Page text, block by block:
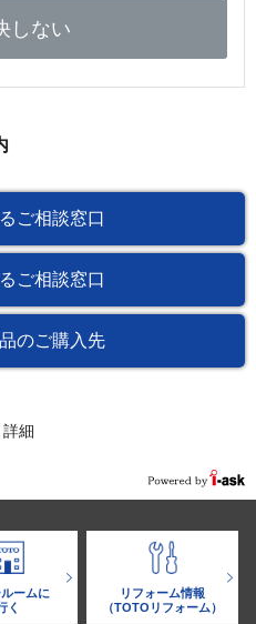
しない
ご相談窓口
ご相談窓口
のご購入先
詳細
ームに
く
リフォーム情報
（TOTOリフォーム）